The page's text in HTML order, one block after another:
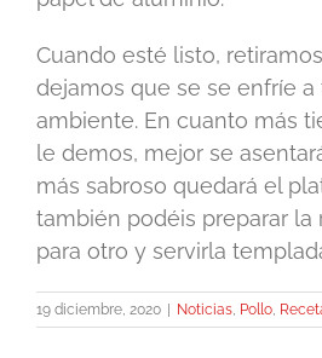
Cuando esté listo,
dejamos que se se enfríe
ambiente. En cuanto más
le demos, mejor se
más sabroso quedará el
también podéis preparar la
para otro y servirla
19 diciembre, 2020 | Noticias Pollo